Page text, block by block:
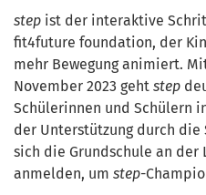
step ist der interaktive
fit4future foundation, der
mehr Bewegung animiert.
November 2023 geht step
Schülerinnen und Schülern
der Unterstützung durch
sich die Grundschule an der
anmelden, um step-